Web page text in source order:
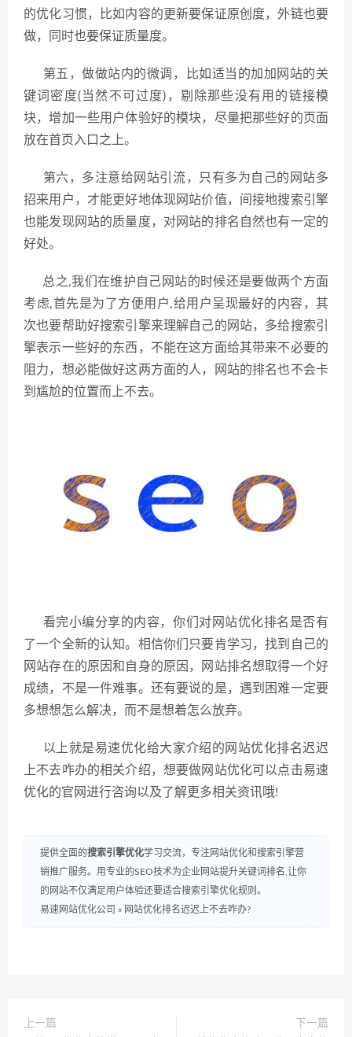
的优化习惯，比如内容的更新要保证原创度，外链也要
做，同时也要保证质量度。
第五，做做站内的微调，比如适当的加加网站的关
键词密度(当然不可过度)，剔除那些没有用的链接模
块，增加一些用户体验好的模块，尽量把那些好的页面
放在首页入口之上。
第六，多注意给网站引流，只有多为自己的网站多
招来用户，才能更好地体现网站价值，间接地搜索引擎
也能发现网站的质量度，对网站的排名自然也有一定的
好处。
总之,我们在维护自己网站的时候还是要做两个方面
考虑,首先是为了方便用户,给用户呈现最好的内容，其
次也要帮助好搜索引擎来理解自己的网站，多给搜索引
擎表示一些好的东西，不能在这方面给其带来不必要的
阻力，想必能做好这两方面的人，网站的排名也不会卡
到尴尬的位置而上不去。
看完小编分享的内容，你们对网站优化排名是否有
了一个全新的认知。相信你们只要肯学习，找到自己的
网站存在的原因和自身的原因，网站排名想取得一个好
成绩，不是一件难事。还有要说的是，遇到困难一定要
多想想怎么解决，而不是想着怎么放弃。
以上就是易速优化给大家介绍的网站优化排名迟迟
上不去咋办的相关介绍，想要做网站优化可以点击易速
优化的官网进行咨询以及了解更多相关资讯哦!
提供全面的 搜索引擎优化学习交流，专注网站优化和搜索引擎营
销推广服务。用专业的SEO技术为企业网站提升关键词排名,让你
的网站不仅满足用户体验还要适合搜索引擎优化规则。
易速网站优化公司 » 网站优化排名迟迟上不去咋办?
上一篇 下一篇